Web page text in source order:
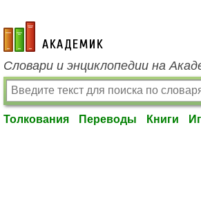
academic.ru
Словари и энциклопедии на
Толкования Переводы Книги